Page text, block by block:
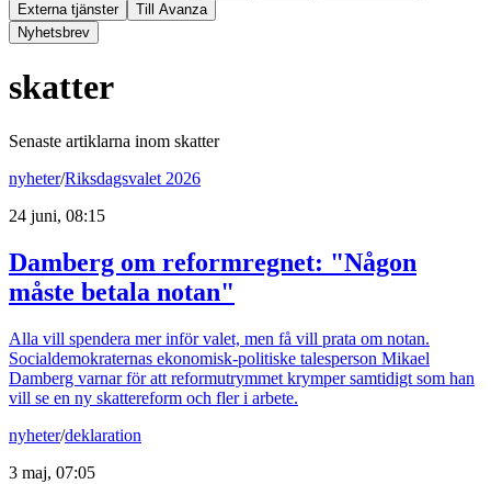
Externa tjänster
Till Avanza
Nyhetsbrev
skatter
Senaste artiklarna inom skatter
nyheter/Riksdagsvalet 2026
24 juni, 08:15
Damberg om reformregnet: "Någon
måste betala notan"
Alla vill spendera mer inför valet, men få vill prata om notan.
Socialdemokraternas ekonomisk-politiske talesperson Mikael
Damberg varnar för att reformutrymmet krymper samtidigt som han
vill se en ny skattereform och fler i arbete.
nyheter/deklaration
3 maj, 07:05